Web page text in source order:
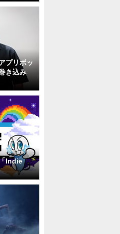
プリボッ
き込み
Indie